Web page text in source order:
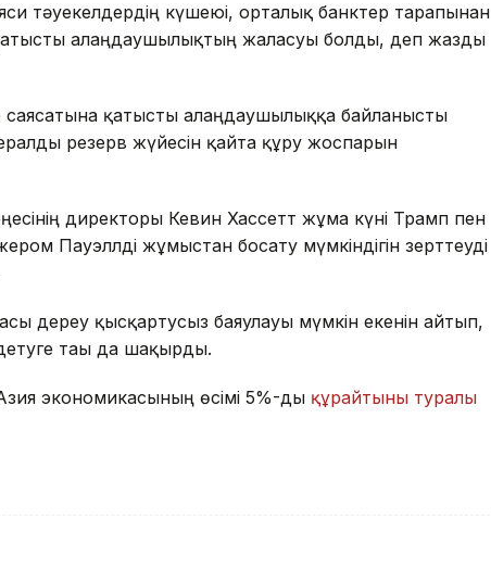
тәуекелдердің күшеюі, орталық банктер тарапынан
алаңдаушылықтың жалғасуы болды, деп жазды
қатысты алаңдаушылыққа байланысты
резерв жүйесін қайта құру жоспарын
директоры Кевин Хассетт жұма күні Трамп пен
Пауэллді жұмыстан босату мүмкіндігін зерттеуді
дереу қысқартусыз баяулауы мүмкін екенін айтып,
тағы да шақырды.
экономикасының өсімі 5%-ды құрайтыны туралы